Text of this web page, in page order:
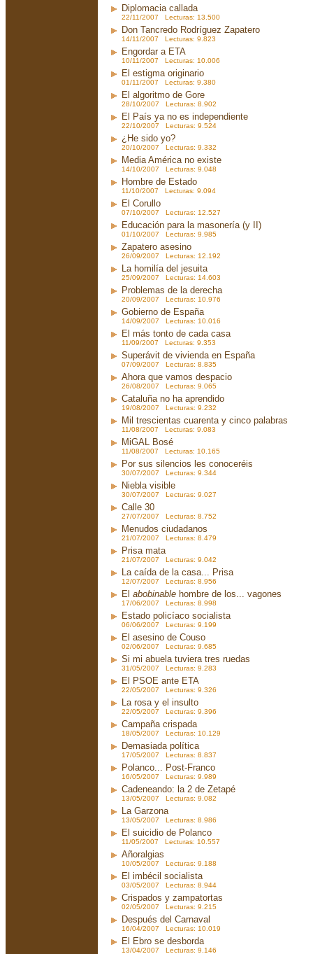
Diplomacia callada
22/11/2007 Lecturas: 13.500
Don Tancredo Rodríguez Zapatero
14/11/2007 Lecturas: 9.823
Engordar a ETA
10/11/2007 Lecturas: 10.006
El estigma originario
01/11/2007 Lecturas: 9.380
El algoritmo de Gore
28/10/2007 Lecturas: 8.902
El País ya no es independiente
22/10/2007 Lecturas: 9.524
¿He sido yo?
20/10/2007 Lecturas: 9.332
Media América no existe
14/10/2007 Lecturas: 9.048
Hombre de Estado
11/10/2007 Lecturas: 9.094
El Corullo
07/10/2007 Lecturas: 12.527
Educación para la masonería (y II)
01/10/2007 Lecturas: 9.985
Zapatero asesino
26/09/2007 Lecturas: 12.192
La homilía del jesuita
25/09/2007 Lecturas: 14.603
Problemas de la derecha
20/09/2007 Lecturas: 10.976
Gobierno de España
14/09/2007 Lecturas: 10.016
El más tonto de cada casa
11/09/2007 Lecturas: 9.353
Superávit de vivienda en España
07/09/2007 Lecturas: 8.835
Ahora que vamos despacio
26/08/2007 Lecturas: 9.065
Cataluña no ha aprendido
19/08/2007 Lecturas: 9.232
Mil trescientas cuarenta y cinco palabras
11/08/2007 Lecturas: 9.083
MiGAL Bosé
11/08/2007 Lecturas: 10.165
Por sus silencios les conoceréis
30/07/2007 Lecturas: 9.344
Niebla visible
30/07/2007 Lecturas: 9.027
Calle 30
27/07/2007 Lecturas: 8.752
Menudos ciudadanos
21/07/2007 Lecturas: 8.479
Prisa mata
21/07/2007 Lecturas: 9.042
La caída de la casa... Prisa
12/07/2007 Lecturas: 8.956
El abobinable hombre de los... vagones
17/06/2007 Lecturas: 8.998
Estado policíaco socialista
06/06/2007 Lecturas: 9.199
El asesino de Couso
02/06/2007 Lecturas: 9.685
Si mi abuela tuviera tres ruedas
31/05/2007 Lecturas: 9.283
El PSOE ante ETA
22/05/2007 Lecturas: 9.326
La rosa y el insulto
22/05/2007 Lecturas: 9.396
Campaña crispada
18/05/2007 Lecturas: 10.129
Demasiada política
17/05/2007 Lecturas: 8.837
Polanco... Post-Franco
16/05/2007 Lecturas: 9.989
Cadeneando: la 2 de Zetapé
13/05/2007 Lecturas: 9.082
La Garzona
13/05/2007 Lecturas: 8.986
El suicidio de Polanco
11/05/2007 Lecturas: 10.557
Añoralgias
10/05/2007 Lecturas: 9.188
El imbécil socialista
03/05/2007 Lecturas: 8.944
Crispados y zampatortas
02/05/2007 Lecturas: 9.215
Después del Carnaval
16/04/2007 Lecturas: 10.019
El Ebro se desborda
13/04/2007 Lecturas: 9.146